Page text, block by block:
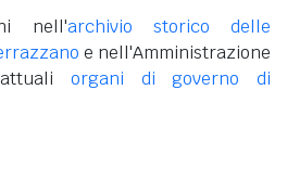
nell'archivio storico delle
e nell'Amministrazione
organi di governo di